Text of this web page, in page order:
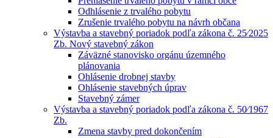
Odhlásenie z trvalého pobytu
Zrušenie trvalého pobytu na návrh občana
Výstavba a stavebný poriadok podľa zákona č. 25⁄2025
Zb. Nový stavebný zákon
Záväzné stanovisko orgánu územného
plánovania
Ohlásenie drobnej stavby
Ohlásenie stavebných úprav
Stavebný zámer
Výstavba a stavebný poriadok podľa zákona č. 50⁄1967
Zb.
Zmena stavby pred dokončením